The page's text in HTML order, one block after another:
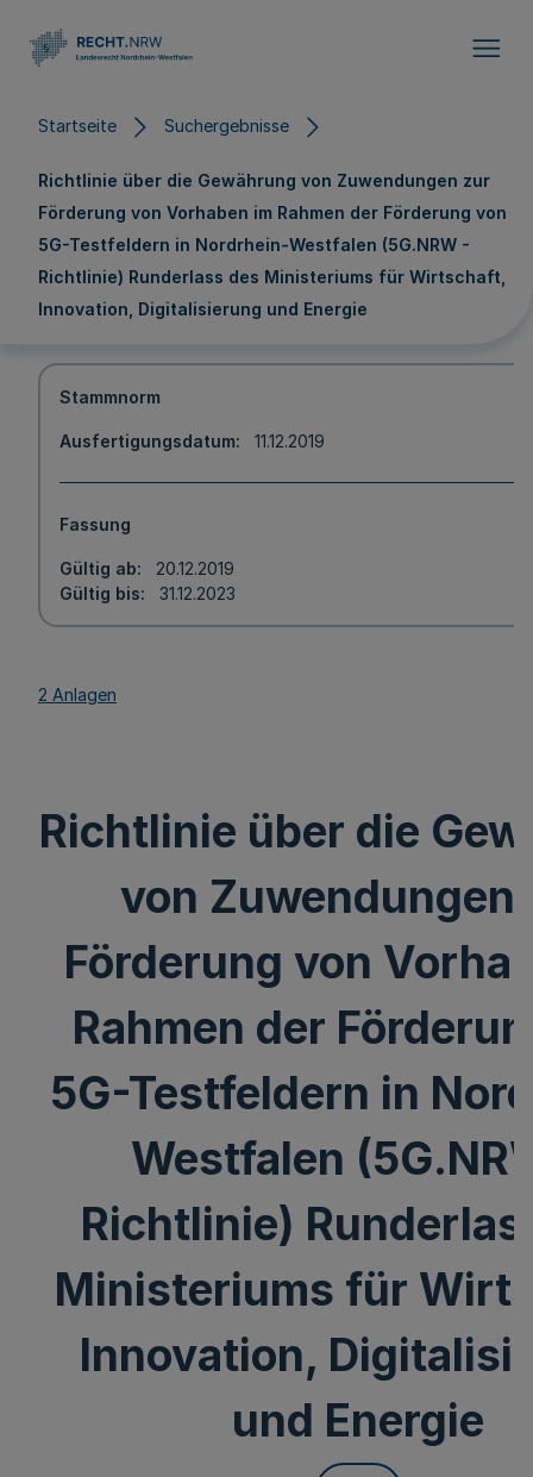
Startseite Suchergebnisse
Richtlinie über die Gewährung von Zuwendungen zur
Förderung von Vorhaben im Rahmen der Förderung von
5G-Testfeldern in Nordrhein-Westfalen (5G.NRW -
Richtlinie) Runderlass des Ministeriums für Wirtschaft,
Innovation, Digitalisierung und Energie
Stammnorm
Ausfertigungsdatum 11.12.2019
Fassung
Gültig ab
20.12.2019
Gültig bis
31.12.2023
2 Anlagen
Richtlinie über die
von Zuwendungen
Förderung von
Rahmen der
5G-Testfeldern in
Westfalen
Richtlinie)
Ministeriums für
Innovation,
und Energie